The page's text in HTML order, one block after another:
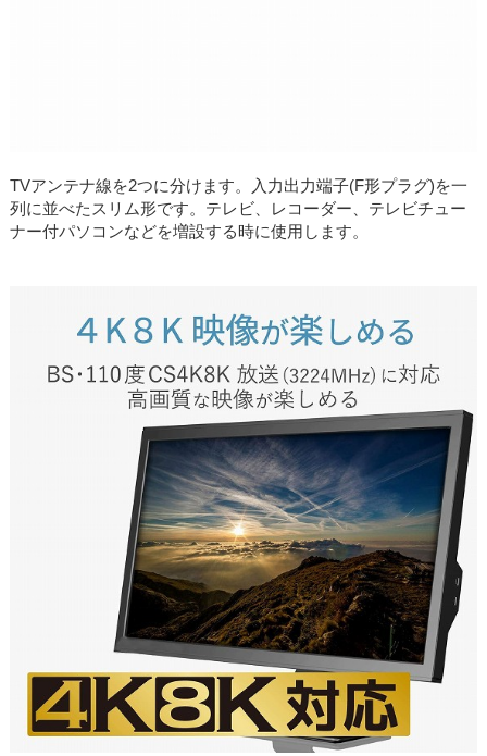
TVアンテナ線を2つに分けます。入力出力端子(F形プラグ)を一
列に並べたスリム形です。テレビ、レコーダー、テレビチュー
ナー付パソコンなどを増設する時に使用します。